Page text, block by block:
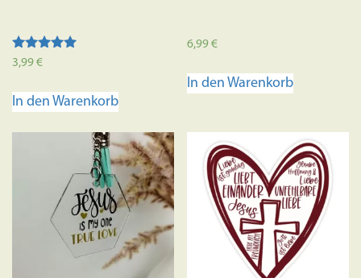
Bewertet mit
3,99€
In den Warenkorb
6,99€
In den Warenkorb